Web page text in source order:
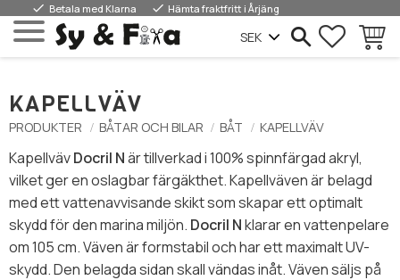
Menü
done Betala med Klarna done Hämta fraktfritt i Årjäng
KAPELLVÄV
PRODUKTER BÅTAR OCH BILAR BÅT KAPELLVÄV
KapellvävDocril När tillverkad i 100% spinnfärgad akryl,
vilket ger en oslagbar färgäkthet. Kapellväven är belagd
med ett vattenavvisande skikt som skapar ett optimalt
skydd för den marina miljön. Docril Nklarar en vattenpelare
om 105 cm. Väven är formstabil och har ett maximalt UV-
skydd. Den belagda sidan skall vändas inåt. Väven säljs på